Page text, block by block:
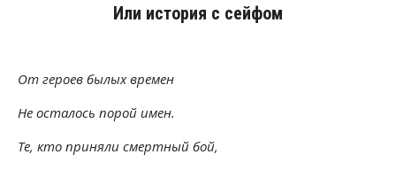
Или история с сейфом
От героев былых времен
Не осталось порой имен.
Те, кто приняли смертный бой,